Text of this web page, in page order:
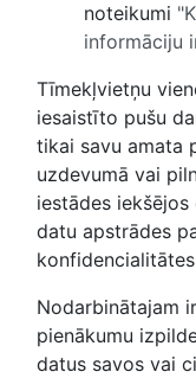
noteikumi
informāciju
Tīmekļvietņu
iesaistīto pušu
tikai savu amata
uzdevumā vai
iestādes
datu apstrādes
Nodarbinātajam
pienākumu
datus savos vai